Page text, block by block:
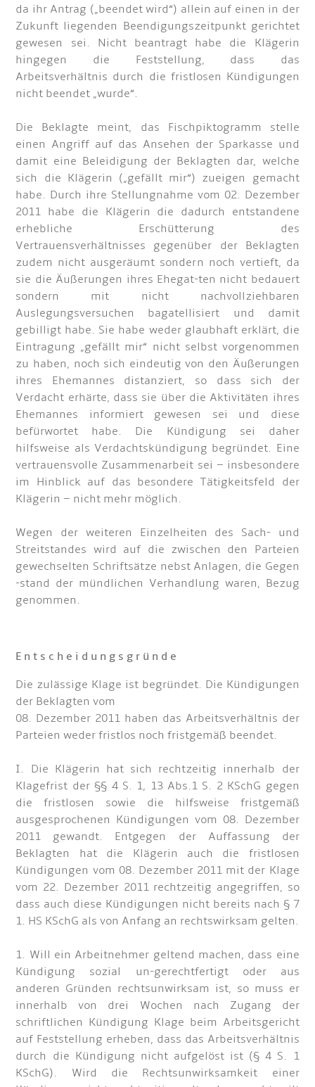
da ihr Antrag („beendet wird“) allein auf einen in der
Zukunft liegenden Beendigungszeitpunkt gerichtet
gewesen sei. Nicht beantragt habe die Klägerin
hingegen die Feststellung, dass das
Arbeitsverhältnis durch die fristlosen Kündigungen
nicht beendet „wurde“.
Die Beklagte meint, das Fischpiktogramm stelle
einen Angriff auf das Ansehen der Sparkasse und
damit eine Beleidigung der Beklagten dar, welche
sich die Klägerin („gefällt mir“) zueigen gemacht
habe. Durch ihre Stellungnahme vom 02. Dezember
2011 habe die Klägerin die dadurch entstandene
erhebliche Erschütterung des
Vertrauensverhältnisses gegenüber der Beklagten
zudem nicht ausgeräumt sondern noch vertieft, da
sie die Äußerungen ihres Ehegat-ten nicht bedauert
sondern mit nicht nachvollziehbaren
Auslegungsversuchen bagatellisiert und damit
gebilligt habe. Sie habe weder glaubhaft erklärt, die
Eintragung „gefällt mir“ nicht selbst vorgenommen
zu haben, noch sich eindeutig von den Äußerungen
ihres Ehemannes distanziert, so dass sich der
Verdacht erhärte, dass sie über die Aktivitäten ihres
Ehemannes informiert gewesen sei und diese
befürwortet habe. Die Kündigung sei daher
hilfsweise als Verdachtskündigung begründet. Eine
vertrauensvolle Zusammenarbeit sei – insbesondere
im Hinblick auf das besondere Tätigkeitsfeld der
Klägerin – nicht mehr möglich.
Wegen der weiteren Einzelheiten des Sach- und
Streitstandes wird auf die zwischen den Parteien
gewechselten Schriftsätze nebst Anlagen, die Gegen
-stand der mündlichen Verhandlung waren, Bezug
genommen.
E n t s c h e i d u n g s g r ü n d e
Die zulässige Klage ist begründet. Die Kündigungen
der Beklagten vom
08. Dezember 2011 haben das Arbeitsverhältnis der
Parteien weder fristlos noch fristgemäß beendet.
I. Die Klägerin hat sich rechtzeitig innerhalb der
Klagefrist der §§ 4 S. 1, 13 Abs.1 S. 2 KSchG gegen
die fristlosen sowie die hilfsweise fristgemäß
ausgesprochenen Kündigungen vom 08. Dezember
2011 gewandt. Entgegen der Auffassung der
Beklagten hat die Klägerin auch die fristlosen
Kündigungen vom 08. Dezember 2011 mit der Klage
vom 22. Dezember 2011 rechtzeitig angegriffen, so
dass auch diese Kündigungen nicht bereits nach § 7
1. HS KSchG als von Anfang an rechtswirksam gelten.
1. Will ein Arbeitnehmer geltend machen, dass eine
Kündigung sozial un-gerechtfertigt oder aus
anderen Gründen rechtsunwirksam ist, so muss er
innerhalb von drei Wochen nach Zugang der
schriftlichen Kündigung Klage beim Arbeitsgericht
auf Feststellung erheben, dass das Arbeitsverhältnis
durch die Kündigung nicht aufgelöst ist (§ 4 S. 1
KSchG). Wird die Rechtsunwirksamkeit einer